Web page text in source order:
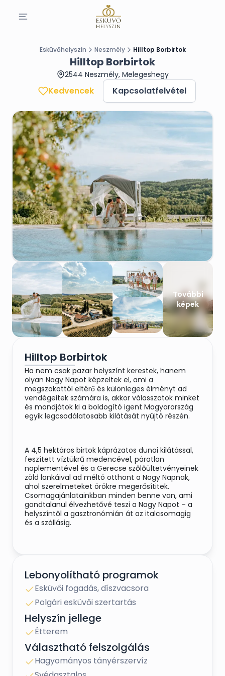
Esküvőhelyszín Neszmély Hilltop Borbirtok
Hilltop Borbirtok
2544 Neszmély, Melegeshegy
Kedvencek Kapcsolatfelvétel
További
képek
Hilltop Borbirtok
Ha nem csak pazar helyszínt kerestek, hanem
olyan Nagy Napot képzeltek el, ami a
megszokottól eltérő és különleges élményt ad
vendégeitek számára is, akkor válasszatok minket
és mondjátok ki a boldogító igent Magyarország
egyik legcsodálatosabb kilátását nyújtó részén.
A 4,5 hektáros birtok káprázatos dunai kilátással,
feszített víztükrű medencével, páratlan
naplementével és a Gerecse szőlőültetvényeinek
zöld lankáival ad méltó otthont a Nagy Napnak,
ahol szerelmeteket örökre megerősítitek.
Csomagajánlatainkban minden benne van, ami
gondtalanul élvezhetővé teszi a Nagy Napot – a
helyszíntől a gasztronómián át az italcsomagig
és a szállásig.
Az esküvő napján a birtok teljes egésze a tiétek: a
helyszínek sokszínűsége teret ad
kreativitásotoknak, hogy megtaláljátok a
hozzátok legközelebb álló környezetet és minden
esetben biztosított a B terv is, ha az időjárás
másképp alakulna.
VENDÉGFOGADÁS:
A medence partján elterülő helyszín lehengerlő
Lebonyolítható programok
Esküvői fogadás, díszvacsora
Polgári esküvői szertartás
Helyszín jellege
Étterem
Választható felszolgálás
Hagyományos tányérszervíz